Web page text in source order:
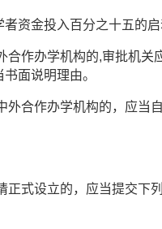
资金投入百分之十五的启
合作办学机构的,审批机关
面说明理由。
外合作办学机构的，应当
正式设立的，应当提交下